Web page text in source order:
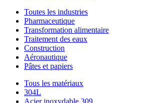
Toutes les industries
Pharmaceutique
Transformation alimentaire
Traitement des eaux
Construction
Aéronautique
Pâtes et papiers
Tous les matériaux
304L